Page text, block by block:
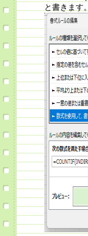
と書きます。